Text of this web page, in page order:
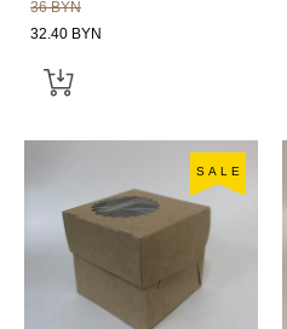
36 BYN
32.40 BYN
SALE